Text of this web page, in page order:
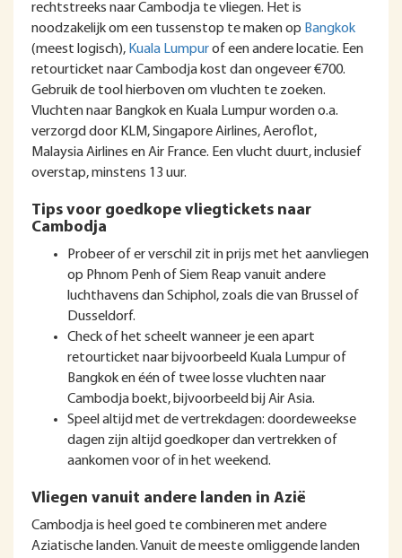
rechtstreeks naar Cambodja te vliegen. Het is
noodzakelijk om een tussenstop te maken op Bangkok
(meest logisch), Kuala Lumpurof een andere locatie. Een
retourticket naar Cambodja kost dan ongeveer €700.
Gebruik de tool hierboven om vluchten te zoeken.
Vluchten naar Bangkok en Kuala Lumpur worden o.a.
verzorgd door KLM, Singapore Airlines, Aeroflot,
Malaysia Airlines en Air France. Een vlucht duurt, inclusief
overstap, minstens 13 uur.
Tips voor goedkope vliegtickets naar
Cambodja
Probeer of er verschil zit in prijs met het aanvliegen
op Phnom Penh of Siem Reap vanuit andere
luchthavens dan Schiphol, zoals die van Brussel of
Dusseldorf.
Check of het scheelt wanneer je een apart
retourticket naar bijvoorbeeld Kuala Lumpur of
Bangkok en één of twee losse vluchten naar
Cambodja boekt, bijvoorbeeld bij Air Asia.
Speel altijd met de vertrekdagen: doordeweekse
dagen zijn altijd goedkoper dan vertrekken of
aankomen voor of in het weekend.
Vliegen vanuit andere landen in Azië
Cambodja is heel goed te combineren met andere
Aziatische landen. Vanuit de meeste omliggende landen